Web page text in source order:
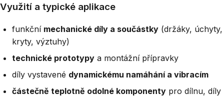
Využití a typické aplikace
funkční mechanické díly a součástky (držáky, úchyty,
kryty, výztuhy)
technické prototypy a montážní přípravky
díly vystavené dynamickému namáhání a vibracím
částečně teplotně odolné komponenty pro dílnu, díly